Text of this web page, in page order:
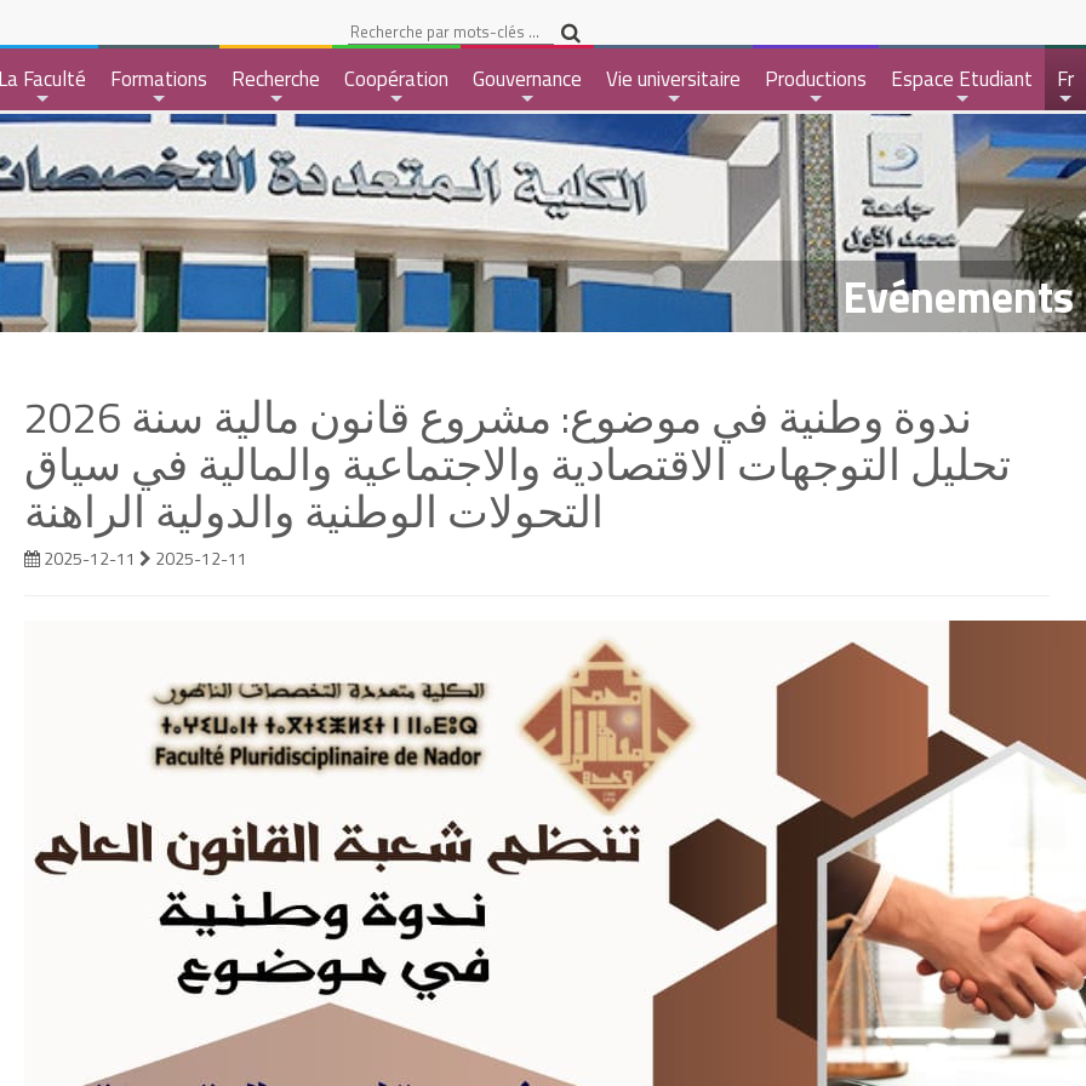
+
Faculté
+
Formations
+
Recherche
+
Coopération
+
Gouvernance
+
Vie universitaire
+
Productions
+
Espace Etudiant
+
Fr
Evénements
ندوة وطنية في موضوع: مشروع قانون مالية سنة 2026
تحليل التوجهات الاقتصادية والاجتماعية والمالية في سياق
التحولات الوطنية والدولية الراهنة
2025-12-11 2025-12-11